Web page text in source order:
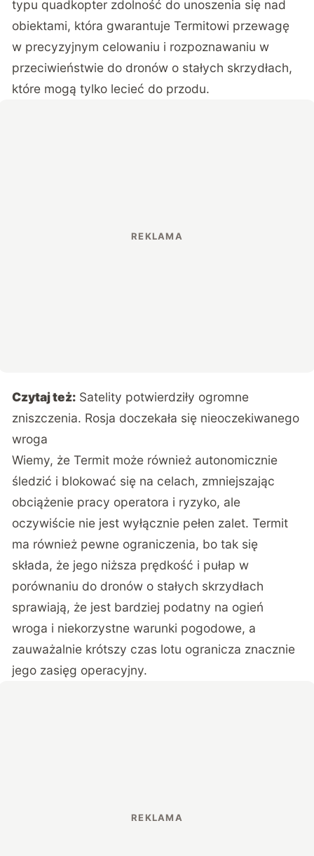
typu quadkopter zdolność do unoszenia się nad
obiektami, która gwarantuje Termitowi przewagę
w precyzyjnym celowaniu i rozpoznawaniu w
przeciwieństwie do dronów o stałych skrzydłach,
które mogą tylko lecieć do przodu.
Czytaj też: Satelity potwierdziły ogromne
zniszczenia. Rosja doczekała się nieoczekiwanego
wroga
Wiemy, że Termit może również autonomicznie
śledzić i blokować się na celach, zmniejszając
obciążenie pracy operatora i ryzyko, ale
oczywiście nie jest wyłącznie pełen zalet. Termit
ma również pewne ograniczenia, bo tak się
składa, że jego niższa prędkość i pułap w
porównaniu do dronów o stałych skrzydłach
sprawiają, że jest bardziej podatny na ogień
wroga i niekorzystne warunki pogodowe, a
zauważalnie krótszy czas lotu ogranicza znacznie
jego zasięg operacyjny.